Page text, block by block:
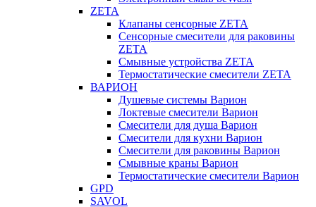
ZETA
Клапаны сенсорные ZETA
Сенсорные смесители для раковины
ZETA
Смывные устройства ZETA
Термостатические смесители ZETA
ВАРИОН
Душевые системы Варион
Локтевые смесители Варион
Смесители для душа Варион
Смесители для кухни Варион
Смесители для раковины Варион
Смывные краны Варион
Термостатические смесители Варион
GPD
SAVOL